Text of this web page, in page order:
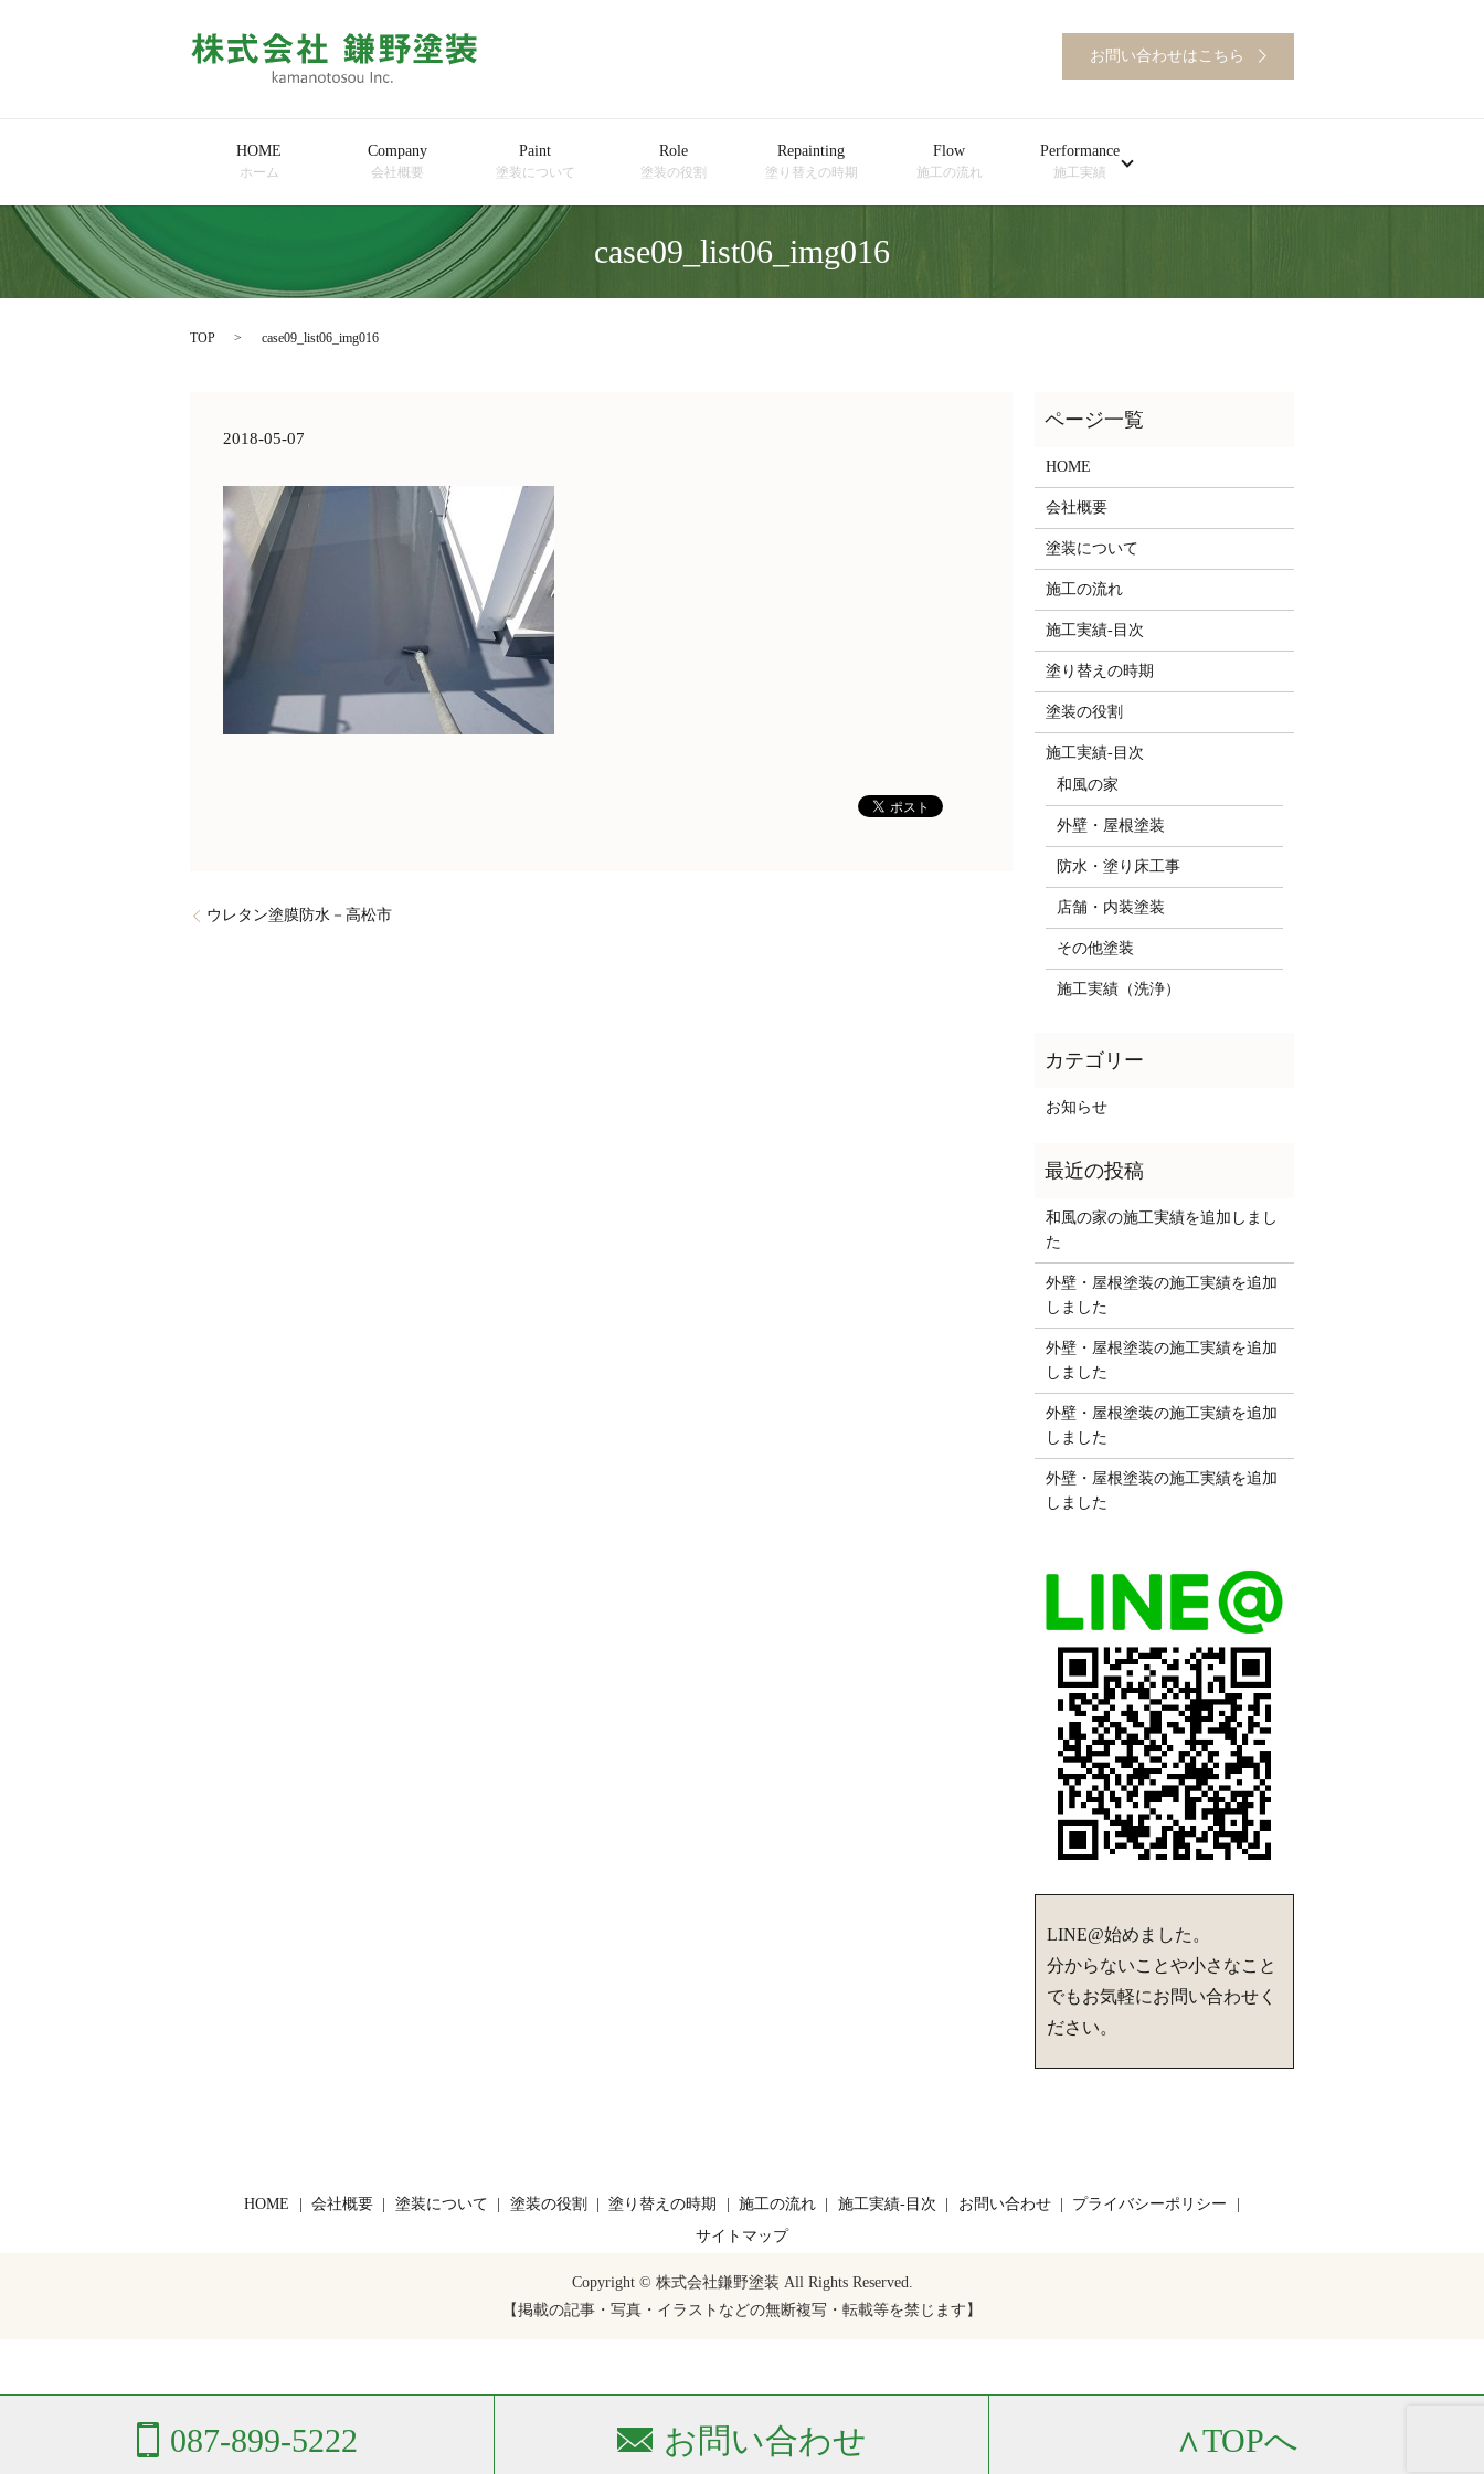
お問い合わせはこちら
HOME
ホーム
Company
会社概要
Paint
塗装について
Role
塗装の役割
Repainting
塗り替えの時期
Flow
施工の流れ
Performance
施工実績
case09_list06_img016
TOP case09_list06_img016
2018-05-07
ウレタン塗膜防水－高松市
HOME
会社概要
塗装について
施工の流れ
施工実績-目次
塗り替えの時期
塗装の役割
施工実績-目次
和風の家
外壁・屋根塗装
防水・塗り床工事
店舗・内装塗装
その他塗装
施工実績（洗浄）
お知らせ
和風の家の施工実績を追加しまし
た
外壁・屋根塗装の施工実績を追加
しました
外壁・屋根塗装の施工実績を追加
しました
外壁・屋根塗装の施工実績を追加
しました
外壁・屋根塗装の施工実績を追加
しました
LINE@始めました。
分からないことや小さなこと
でもお気軽にお問い合わせく
ださい。
087-899-5222 お問い合わせ ∧TOPへ
HOME 会社概要 塗装について 塗装の役割 塗り替えの時期 施工の流れ 施工実績-目次 お問い合わせ
プライバシーポリシー
サイトマップ
Copyright © 株式会社鎌野塗装 All Rights Reserved.
【掲載の記事・写真・イラストなどの無断複写・転載等を禁じます】